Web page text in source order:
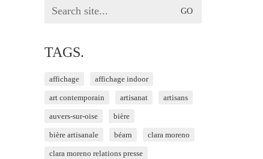
Search
TAGS.
affichage affichage indoor
art contemporain artisanat artisans
auvers-sur-oise bière
bière artisanale béarn clara moreno
clara moreno relations presse